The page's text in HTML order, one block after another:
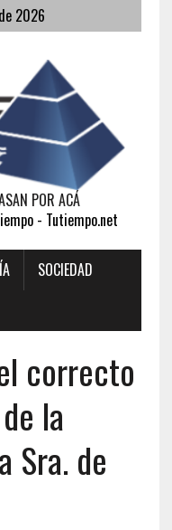
2026
POR ACÁ
- Tutiempo.net
SOCIEDAD
correcto
la
Sra. de